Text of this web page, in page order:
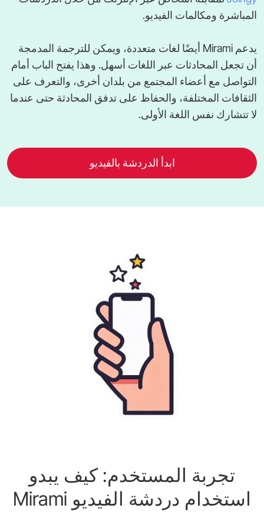
المباشرة ومكالمات الفيديو.
يدعم Mirami أيضًا لغات متعددة، ويمكن للترجمة المدمجة
أن تجعل المحادثات عبر اللغات أسهل. وهذا يفتح الباب أمام
التواصل مع أعضاء المجتمع من بلدان أخرى، والتعرف على
الثقافات المختلفة، والحفاظ على تدفق المحادثة حتى عندما
لا تتشارك نفس اللغة الأولى.
ابدأ الدردشة بالفيديو
تجربة المستخدم: كيف يبدو
استخدام دردشة الفيديو Mirami